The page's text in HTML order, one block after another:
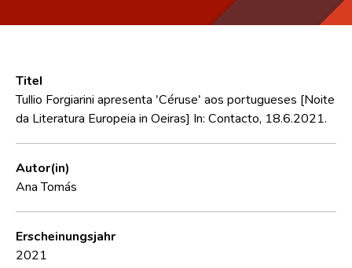
Forschungsgruppe
Kontakt
Titel
Tullio Forgiarini apresenta 'Céruse' aos portugueses [Noite
da Literatura Europeia in Oeiras] In: Contacto, 18.6.2021.
Autor(in)
Ana Tomás
Erscheinungsjahr
2021